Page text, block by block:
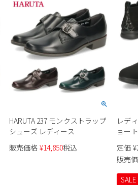
HARUTA 237 モンクストラップ
シューズ レディース
販売価格 ¥14,850税込
レデ
ョー
ツ
アン
きやす
定価 ¥
販売
SALE